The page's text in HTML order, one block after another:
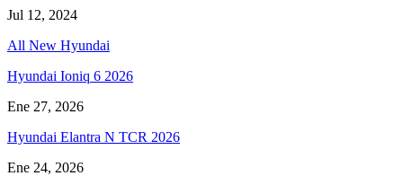
Jul 12, 2024
All New Hyundai
Hyundai Ioniq 6 2026
Ene 27, 2026
Hyundai Elantra N TCR 2026
Ene 24, 2026